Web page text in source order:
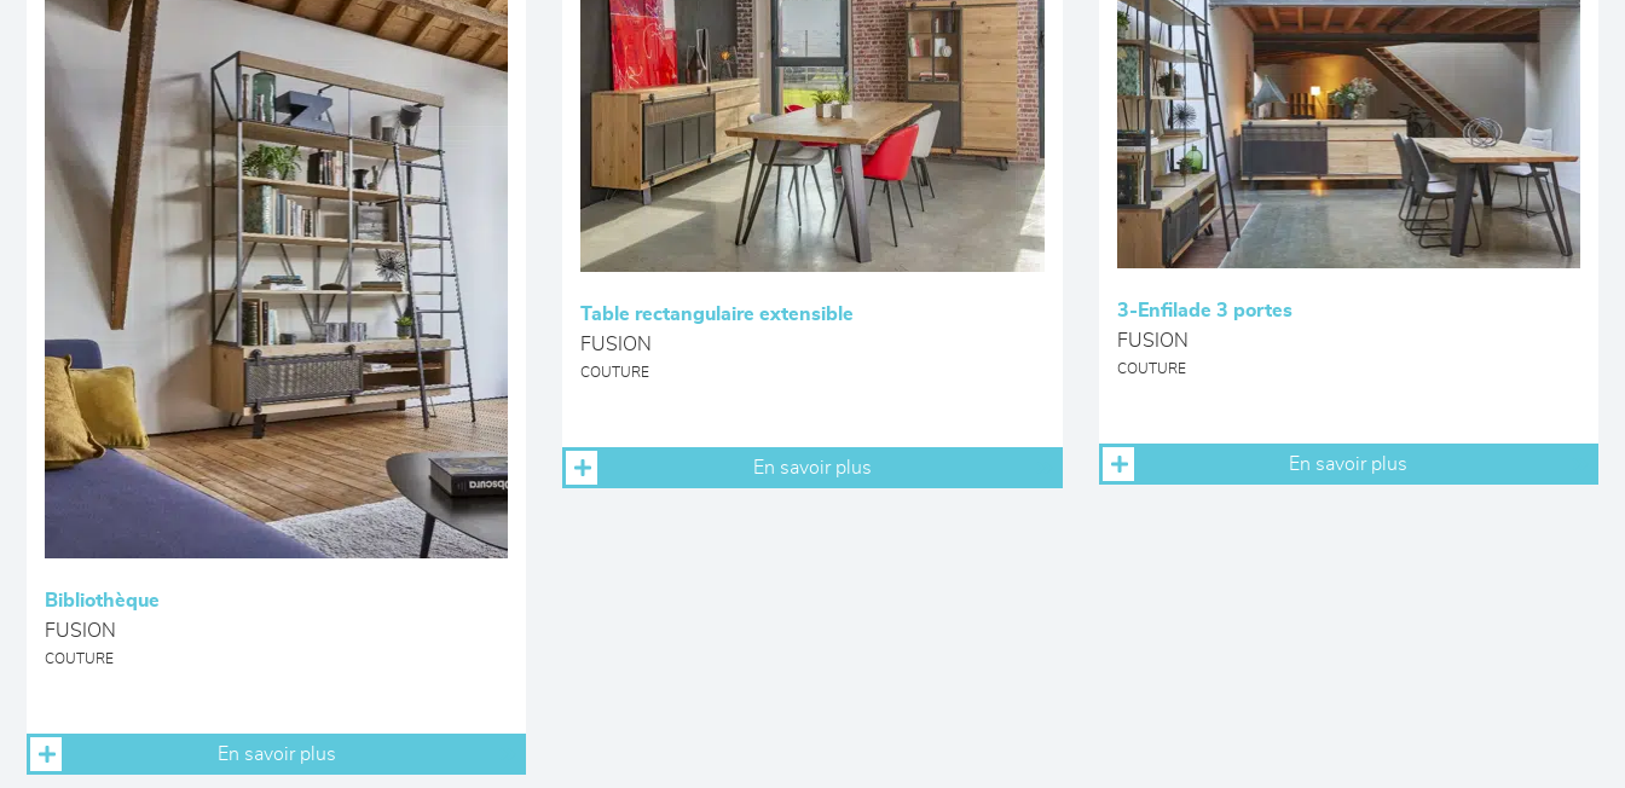
Bibliothèque
FUSION
COUTURE
En savoir plus
Table rectangulaire extensible
FUSION
COUTURE
En savoir plus
3-Enfilade 3 portes
FUSION
COUTURE
En savoir plus